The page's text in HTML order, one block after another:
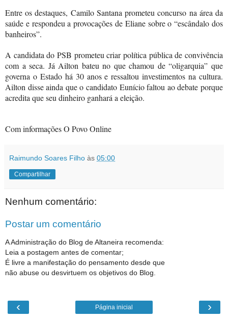
Entre os destaques, Camilo Santana prometeu concurso na área da
saúde e respondeu a provocações de Eliane sobre o “escândalo dos
banheiros”.
A candidata do PSB prometeu criar política pública de convivência
com a seca. Já Ailton bateu no que chamou de “oligarquia” que
governa o Estado há 30 anos e ressaltou investimentos na cultura.
Ailton disse ainda que o candidato Eunício faltou ao debate porque
acredita que seu dinheiro ganhará a eleição.
Com informações O Povo Online
Raimundo Soares Filho às 05:00
Compartilhar
Nenhum comentário:
Postar um comentário
A Administração do Blog de Altaneira recomenda:
Leia a postagem antes de comentar;
É livre a manifestação do pensamento desde que
não abuse ou desvirtuem os objetivos do Blog.
‹ ›
Página inicial